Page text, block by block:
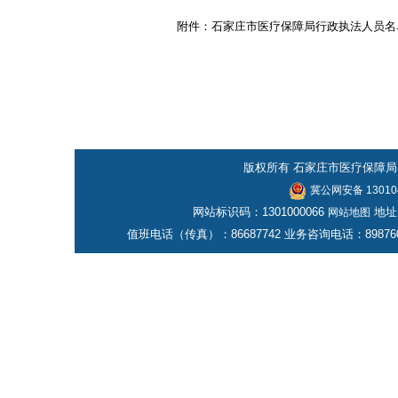
附件：石家庄市医疗保障局行政执法人员